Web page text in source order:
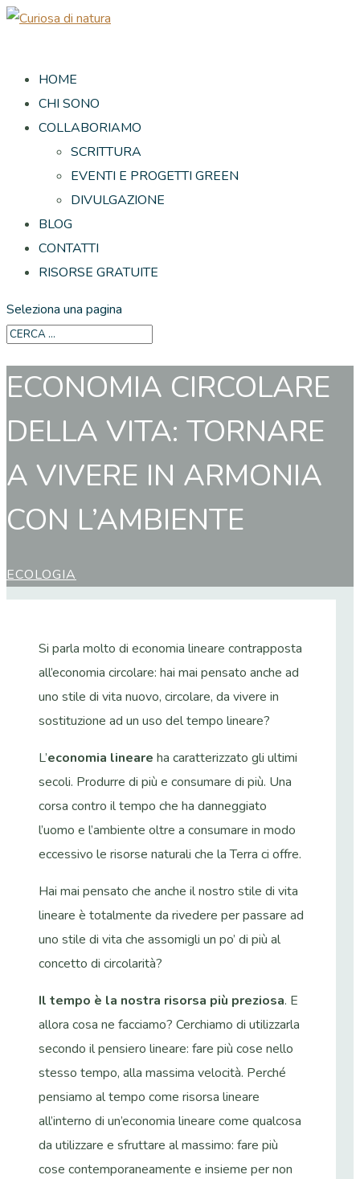
HOME
CHI SONO
COLLABORIAMO
SCRITTURA
EVENTI E PROGETTI GREEN
DIVULGAZIONE
BLOG
CONTATTI
RISORSE GRATUITE
Seleziona una pagina
ECONOMIA CIRCOLARE
DELLA VITA: TORNARE
A VIVERE IN ARMONIA
CON L’AMBIENTE
ECOLOGIA
Si parla molto di economia lineare contrapposta
all’economia circolare: hai mai pensato anche ad
uno stile di vita nuovo, circolare, da vivere in
sostituzione ad un uso del tempo lineare?
L’economia lineare ha caratterizzato gli ultimi
secoli. Produrre di più e consumare di più. Una
corsa contro il tempo che ha danneggiato
l’uomo e l’ambiente oltre a consumare in modo
eccessivo le risorse naturali che la Terra ci offre.
Hai mai pensato che anche il nostro stile di vita
lineare è totalmente da rivedere per passare ad
uno stile di vita che assomigli un po’ di più al
concetto di circolarità?
Il tempo è la nostra risorsa più preziosa. E
allora cosa ne facciamo? Cerchiamo di utilizzarla
secondo il pensiero lineare: fare più cose nello
stesso tempo, alla massima velocità. Perché
pensiamo al tempo come risorsa lineare
all’interno di un’economia lineare come qualcosa
da utilizzare e sfruttare al massimo: fare più
cose contemporaneamente e insieme per non